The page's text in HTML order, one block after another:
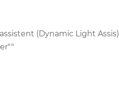
(Dynamic Light Assis)